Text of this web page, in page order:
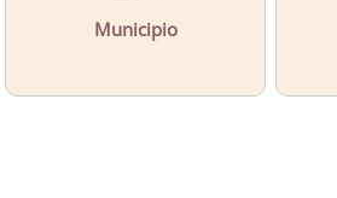
Municipio